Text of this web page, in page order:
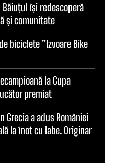
Băiuțul își redescoperă
și comunitate
biciclete ”Izvoare Bike
la Cupa
premiat
Grecia a adus României
la înot cu labe. Originar